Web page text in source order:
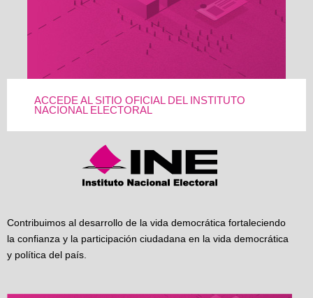
ACCEDE AL SITIO OFICIAL DEL INSTITUTO
NACIONAL ELECTORAL
Contribuimos al desarrollo de la vida democrática fortaleciendo
la confianza y la participación ciudadana en la vida democrática
y política del país.